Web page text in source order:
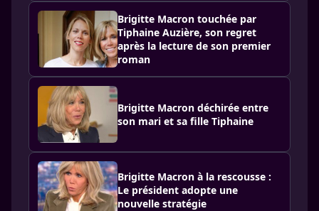
Brigitte Macron touchée par
Tiphaine Auzière, son regret
après la lecture de son premier
roman
Brigitte Macron déchirée entre
son mari et sa fille Tiphaine
Brigitte Macron à la rescousse :
Le président adopte une
nouvelle stratégie